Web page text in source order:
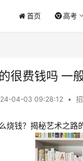
首页 高考
很费钱吗 一
04-03 09:28:12 •
烧钱？揭秘艺术之路